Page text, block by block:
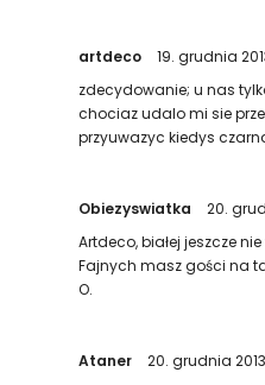
artdeco
19. grudnia
zdecydowanie; u nas
chociaz udalo mi sie
przyuwazyc kiedys
Obiezyswiatka
20.
Artdeco, białej jeszcze
Fajnych masz gości na
O.
Ataner
20. grudnia 2013